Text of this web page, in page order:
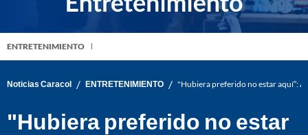
ENTRETENIMIENTO
Noticias Caracol / ENTRETENIMIENTO / "Hubiera preferido no estar aquí”:
"Hubiera preferido no estar